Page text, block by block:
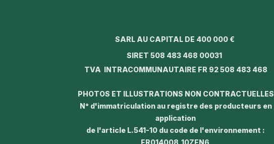
SARL AU CAPITAL DE 400 000 €
SIRET 508 483 468 00031
TVA INTRACOMMUNAUTAIRE FR 92 508 483 468
PHOTOS ET ILLUSTRATIONS NON CONTRACTUELLES
N° d'immatriculation au registre des producteurs en
application
de l'article L.541-10 du code de l'environnement :